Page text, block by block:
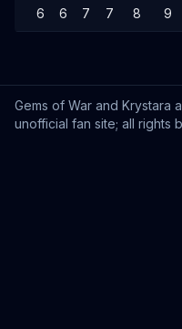
6 6 7 7 8 9
Gems of War and Krystara
unofficial fan site; all rights